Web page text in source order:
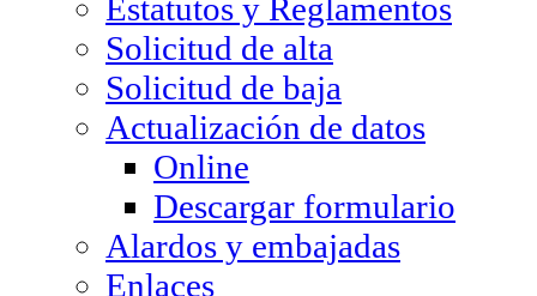
Estatutos y Reglamentos
Solicitud de alta
Solicitud de baja
Actualización de datos
Online
Descargar formulario
Alardos y embajadas
Enlaces